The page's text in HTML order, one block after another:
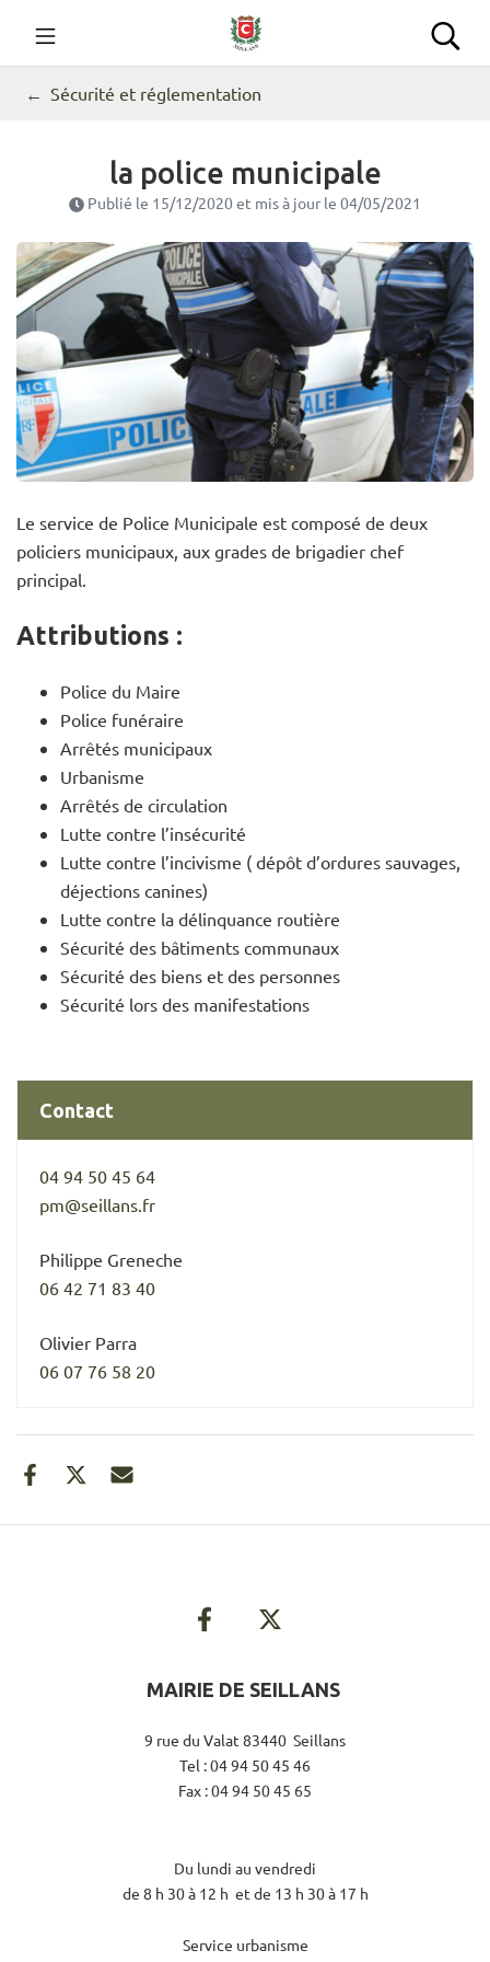
contenu
Commune de Seillans
Sécurité et réglementation
la police municipale
Publié le 15/12/2020et mis à jour le 04/05/2021
Le service de Police Municipale est composé de deux
policiers municipaux, aux grades de brigadier chef
principal.
Attributions :
Police du Maire
Police funéraire
Arrêtés municipaux
Urbanisme
Arrêtés de circulation
Lutte contre l’insécurité
Lutte contre l’incivisme ( dépôt d’ordures sauvages,
déjections canines)
Lutte contre la délinquance routière
Sécurité des bâtiments communaux
Sécurité des biens et des personnes
Sécurité lors des manifestations
Contact
04 94 50 45 64
pm@seillans.fr
Philippe Greneche
06 42 71 83 40
Olivier Parra
06 07 76 58 20
MAIRIE DE SEILLANS
9 rue du Valat 83440 Seillans
Tel : 04 94 50 45 46
Fax : 04 94 50 45 65
Du lundi au vendredi
de 8 h 30 à 12 h et de 13 h 30 à 17 h
Service urbanisme